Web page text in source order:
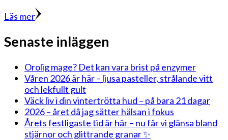
Läs mer
Senaste inläggen
Orolig mage? Det kan vara brist på enzymer
Våren 2026 är här – ljusa pasteller, strålande vitt
och lekfullt gult
Väck liv i din vintertrötta hud – på bara 21 dagar
2026 – året då jag sätter hälsan i fokus
Årets festligaste tid är här – nu får vi glänsa bland
stjärnor och glittrande granar ✨